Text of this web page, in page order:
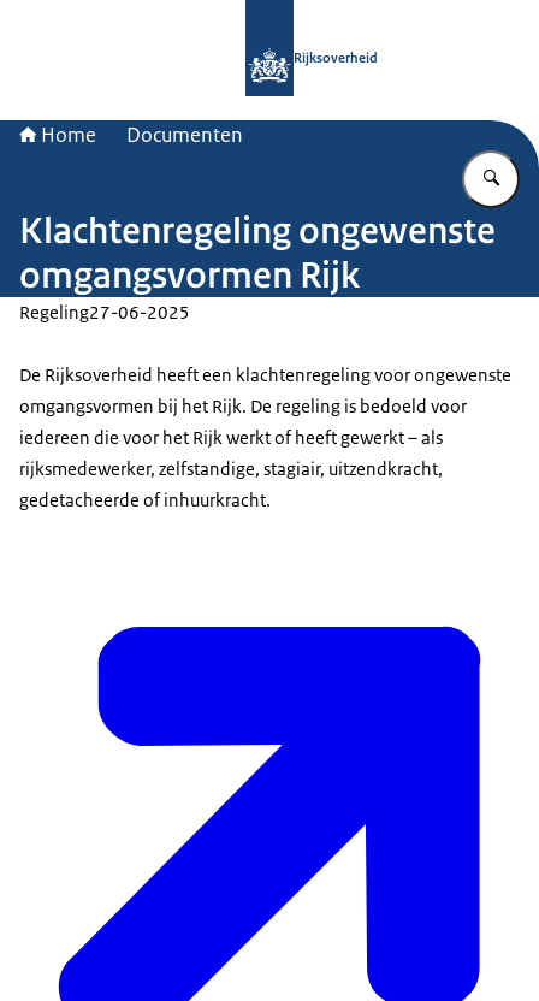
Rijksoverheid
Home Documenten
Klachtenregeling ongewenste
omgangsvormen Rijk
Regeling27-06-2025
De Rijksoverheid heeft een klachtenregeling voor ongewenste
omgangsvormen bij het Rijk. De regeling is bedoeld voor
iedereen die voor het Rijk werkt of heeft gewerkt – als
rijksmedewerker, zelfstandige, stagiair, uitzendkracht,
gedetacheerde of inhuurkracht.